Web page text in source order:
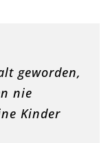
geworden,
nie
Kinder